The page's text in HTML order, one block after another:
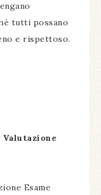
tutti possano
e rispettoso.
Valutazione
Esame